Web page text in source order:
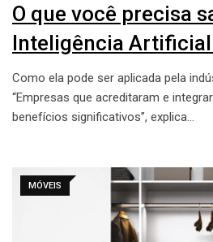
O que você precisa
Inteligência
Como ela pode ser aplicada pela
“Empresas que acreditaram e
benefícios significativos”, explica…
MÓVEIS